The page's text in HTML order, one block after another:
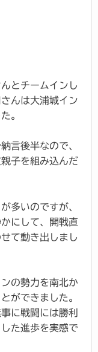
とチームインし
んは大浦城イン
。
言後半なので、
子を組み込んだ
多いのですが、
にして、開戦直
て動き出しまし
の勢力を南北か
ができました。
に戦闘には勝利
た進歩を実感で